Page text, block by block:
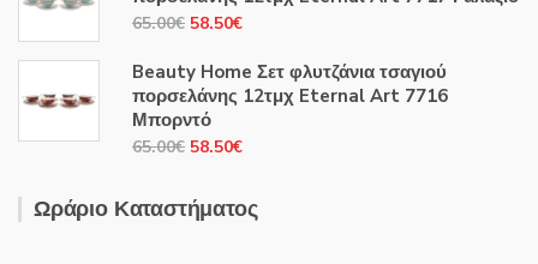
44.00€.είναι:
65.00€ Original
was:
65.00€.
58.50€Η
τιμή
είναι:
58.50€.
Beauty Home Σετ φλυτζάνια τσαγιού
πορσελάνης 12τμχ Eternal Art 7716
Μπορντό
65.00€ Original
was:
58.50€Η
τιμή
Ωράριο Καταστήματος